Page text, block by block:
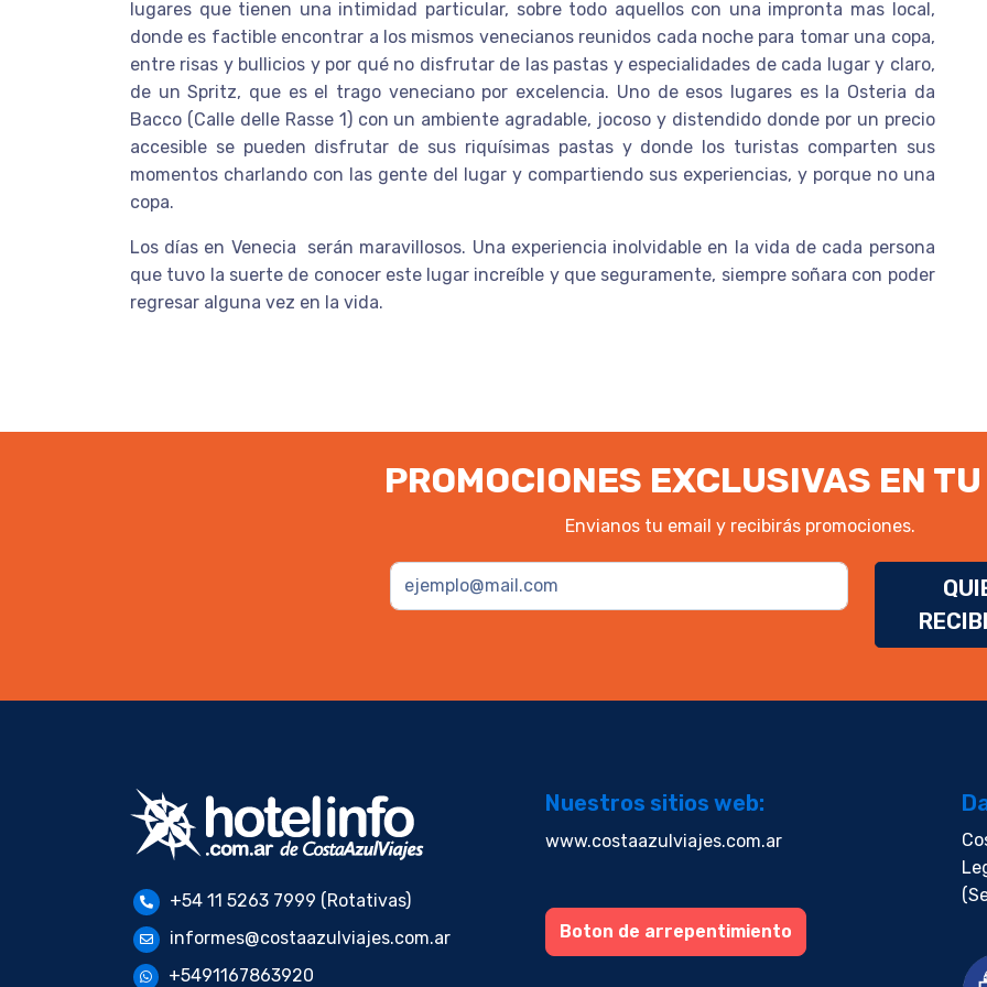
lugares que tienen una intimidad particular, sobre todo aquellos con una impronta mas local,
donde es factible encontrar a los mismos venecianos reunidos cada noche para tomar una copa,
entre risas y bullicios y por qué no disfrutar de las pastas y especialidades de cada lugar y claro,
de un Spritz, que es el trago veneciano por excelencia. Uno de esos lugares es la Osteria da
Bacco (Calle delle Rasse 1) con un ambiente agradable, jocoso y distendido donde por un precio
accesible se pueden disfrutar de sus riquísimas pastas y donde los turistas comparten sus
momentos charlando con las gente del lugar y compartiendo sus experiencias, y porque no una
copa.
Los días en Venecia serán maravillosos. Una experiencia inolvidable en la vida de cada persona
que tuvo la suerte de conocer este lugar increíble y que seguramente, siempre soñara con poder
regresar alguna vez en la vida.
PROMOCIONES EXCLUSIVAS EN
Envianos tu email y recibirás promociones.
+54 11 5263 7999 (Rotativas)
informes@costaazulviajes.com.ar
+5491167863920
Nuestros sitios web:
www.costaazulviajes.com.ar
Boton de arrepentimiento